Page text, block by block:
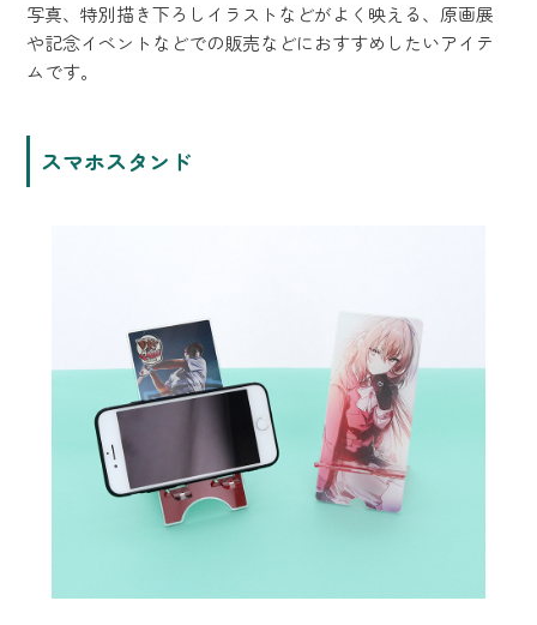
写真、特別描き下ろしイラストなどがよく映える、原画展
や記念イベントなどでの販売などにおすすめしたいアイテ
ムです。
スマホスタンド